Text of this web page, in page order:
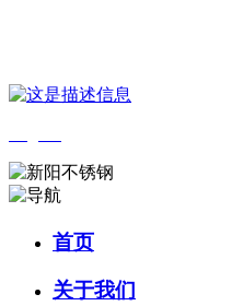
首页
关于我们